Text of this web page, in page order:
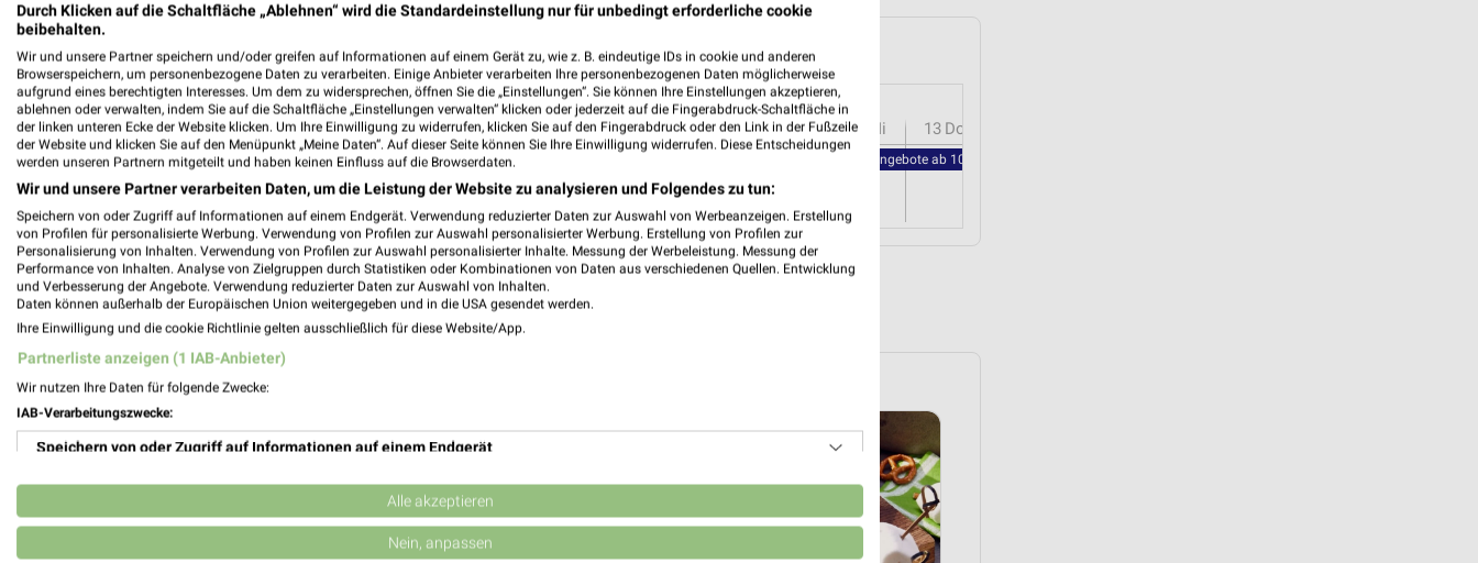
Angebote-Kalender für REWE in Gilching und Umgebung
Aug.
03Mo 04Di 05Mi 06 Do 07Fr 08 Sa 09 So 10Mo 11Di 12 Mi 13 Do
REWE - Angebote ab 10.08.
MEHR PROSPEKTE
weekli Magazin
Durch Klicken auf die Schaltfläche „Ablehnen“ wird die Standardeinstellung nur für unbedingt erforderliche cookie
beibehalten.
Wir und unsere Partner speichern und/oder greifen auf Informationen auf einem Gerät zu, wie z. B. eindeutige IDs in cookie und anderen
Browserspeichern, um personenbezogene Daten zu verarbeiten. Einige Anbieter verarbeiten Ihre personenbezogenen Daten möglicherweise
aufgrund eines berechtigten Interesses. Um dem zu widersprechen, öffnen Sie die „Einstellungen“. Sie können Ihre Einstellungen akzeptieren,
ablehnen oder verwalten, indem Sie auf die Schaltfläche „Einstellungen verwalten“ klicken oder jederzeit auf die Fingerabdruck-Schaltfläche in
der linken unteren Ecke der Website klicken. Um Ihre Einwilligung zu widerrufen, klicken Sie auf den Fingerabdruck oder den Link in der Fußzeile
der Website und klicken Sie auf den Menüpunkt „Meine Daten“. Auf dieser Seite können Sie Ihre Einwilligung widerrufen. Diese Entscheidungen
werden unseren Partnern mitgeteilt und haben keinen Einfluss auf die Browserdaten.
Wir und unsere Partner verarbeiten Daten, um die Leistung der Website zu analysieren und Folgendes zu tun:
Speichern von oder Zugriff auf Informationen auf einem Endgerät. Verwendung reduzierter Daten zur Auswahl von Werbeanzeigen. Erstellung
von Profilen für personalisierte Werbung. Verwendung von Profilen zur Auswahl personalisierter Werbung. Erstellung von Profilen zur
Personalisierung von Inhalten. Verwendung von Profilen zur Auswahl personalisierter Inhalte. Messung der Werbeleistung. Messung der
Performance von Inhalten. Analyse von Zielgruppen durch Statistiken oder Kombinationen von Daten aus verschiedenen Quellen. Entwicklung
und Verbesserung der Angebote. Verwendung reduzierter Daten zur Auswahl von Inhalten.
Daten können außerhalb der Europäischen Union weitergegeben und in die USA gesendet werden.
Ihre Einwilligung und die cookie Richtlinie gelten ausschließlich für diese Website/App.
Partnerliste anzeigen (1 IAB-Anbieter)
Wir nutzen Ihre Daten für folgende Zwecke:
IAB-Verarbeitungszwecke:
Speichern von oder Zugriff auf Informationen auf einem Endgerät
Verwendung reduzierter Daten zur Auswahl von Werbeanzeigen
Erstellung von Profilen für personalisierte Werbung
Alle akzeptieren
Nein, anpassen